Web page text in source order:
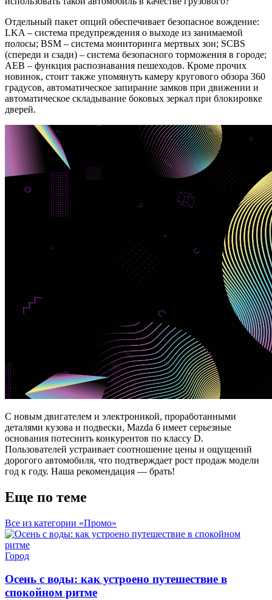
Отдельный пакет опций обеспечивает безопасное вождение:
LKA – система предупреждения о выходе из занимаемой
полосы; BSM – система мониторинга мертвых зон; SCBS
(спереди и сзади) – система безопасного торможения в городе;
AEB – функция распознавания пешеходов. Кроме прочих
новинок, стоит также упомянуть камеру кругового обзора 360
градусов, автоматическое запирание замков при движении и
автоматическое складывание боковых зеркал при блокировке
дверей.
С новым двигателем и электроникой, проработанными
деталями кузова и подвески, Mazda 6 имеет серьезные
основания потеснить конкурентов по классу D.
Пользователей устраивает соотношение цены и ощущений
дорогого автомобиля, что подтверждает рост продаж модели
год к году. Наша рекомендация — брать!
Еще по теме
Все из категории «Промо»
Город
Осень с воды: как устроено путешествие в
спокойном ритме